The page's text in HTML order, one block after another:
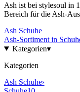
Ash ist bei stylesoul in 1
Bereich für die Ash-
Ash Schuhe
Ash-Sortiment in
Kategorien▾
Kategorien
Ash Schuhe›